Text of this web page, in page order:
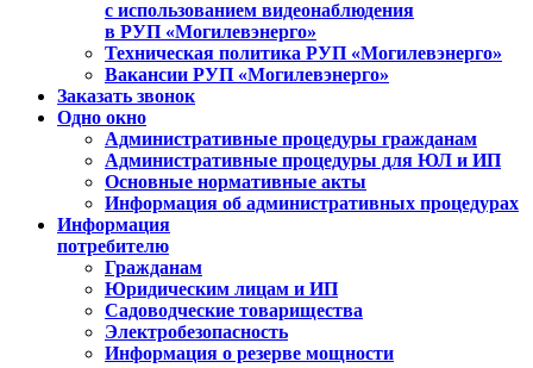
с использованием видеонаблюдения
в РУП «Могилевэнерго»
Техническая политика РУП «Могилевэнерго»
Вакансии РУП «Могилевэнерго»
Заказать звонок
Одно окно
Административные процедуры гражданам
Административные процедуры для ЮЛ и ИП
Основные нормативные акты
Информация об административных процедурах
Информация
потребителю
Гражданам
Юридическим лицам и ИП
Садоводческие товарищества
Электробезопасность
Информация о резерве мощности